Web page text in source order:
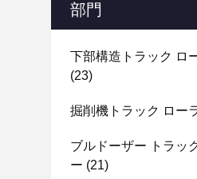
部門
下部構造トラック ロ
(23)
掘削機トラック ロー
ブルドーザー トラッ
ー (21)